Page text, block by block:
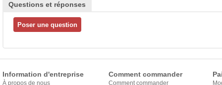
Questions et réponses
Information d'entreprise
À propos de nous
Comment commander
Comment commander